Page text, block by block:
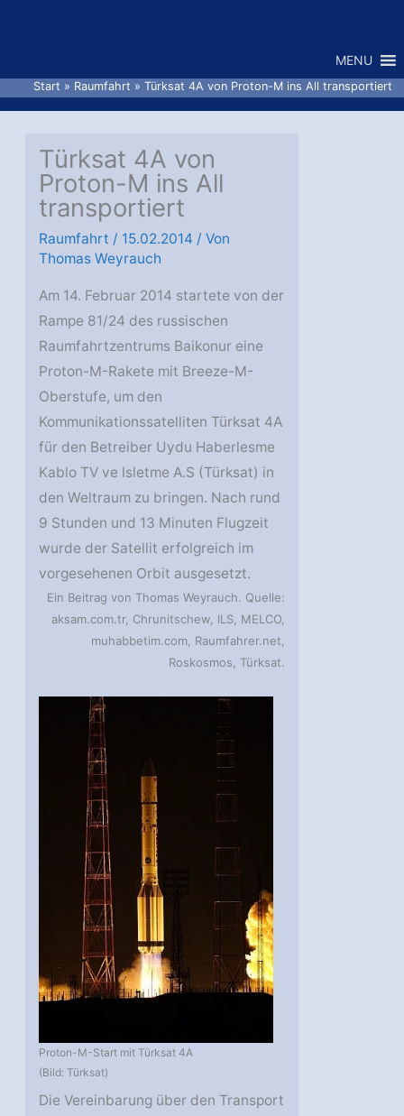
MENU
Start Raumfahrt Türksat 4A von Proton-M ins All transportiert
Türksat 4A von
Proton-M ins All
transportiert
Raumfahrt / 15.02.2014 / Von
Thomas Weyrauch
Am 14. Februar 2014 startete von der
Rampe 81/24 des russischen
Raumfahrtzentrums Baikonur eine
Proton-M-Rakete mit Breeze-M-
Oberstufe, um den
Kommunikationssatelliten Türksat 4A
für den Betreiber Uydu Haberlesme
Kablo TV ve Isletme A.S (Türksat) in
den Weltraum zu bringen. Nach rund
9 Stunden und 13 Minuten Flugzeit
wurde der Satellit erfolgreich im
vorgesehenen Orbit ausgesetzt.
Ein Beitrag von Thomas Weyrauch. Quelle:
aksam.com.tr, Chrunitschew, ILS, MELCO,
muhabbetim.com, Raumfahrer.net,
Roskosmos, Türksat.
Proton-M-Start mit Türksat 4A
(Bild: Türksat)
Die Vereinbarung über den Transport